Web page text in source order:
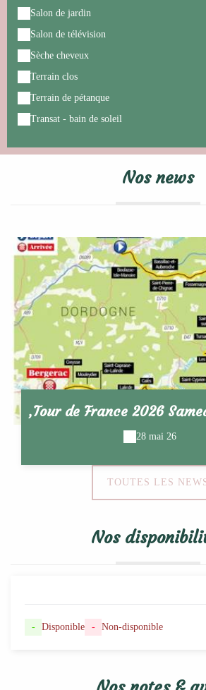
Salon de jardin
Salon de télévision
Sèche cheveux
Terrain clos
Terrain de pétanque
Transat - bain de soleil
Nos news
,Tour de France 2026
28 mai 26
TOUTES LES
Nos
- Disponible - Non-disponible